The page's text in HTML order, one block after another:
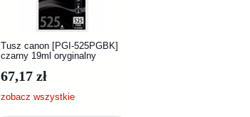
Tusz canon [PGI-525PGBK]
czarny 19ml oryginalny
67,17 zł
zobacz wszystkie